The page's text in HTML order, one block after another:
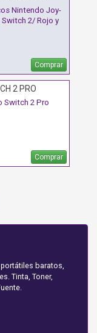
Nintendo Joy-
2/ Rojo y
Comprar
2 PRO
Switch 2 Pro
Comprar
baratos,
Tinta, Toner,